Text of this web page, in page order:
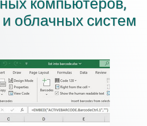
облачных систем